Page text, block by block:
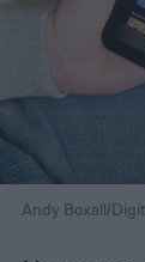
Andy Boxall/